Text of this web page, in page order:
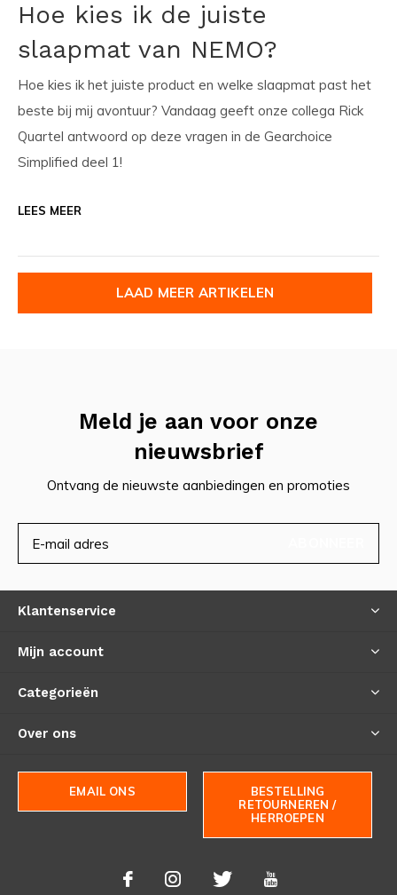
Hoe kies ik de juiste
slaapmat van NEMO?
Hoe kies ik het juiste product en welke slaapmat past het
beste bij mij avontuur? Vandaag geeft onze collega Rick
Quartel antwoord op deze vragen in de Gearchoice
Simplified deel 1!
LEES MEER
LAAD MEER ARTIKELEN
Meld je aan voor onze
nieuwsbrief
Ontvang de nieuwste aanbiedingen en promoties
Klantenservice
Mijn account
Categorieën
Over ons
EMAIL ONS
BESTELLING
RETOURNEREN /
HERROEPEN